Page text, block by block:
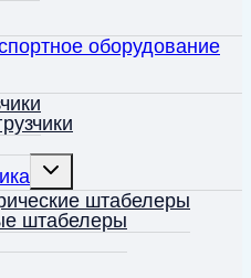
оборудование
Переключить
дочернее
меню
штабелеры
штабелеры